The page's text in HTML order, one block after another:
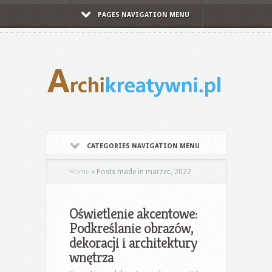
PAGES NAVIGATION MENU
CATEGORIES NAVIGATION MENU
Home » Posts made in marzec, 2022
Oświetlenie akcentowe:
Podkreślanie obrazów,
dekoracji i architektury
wnętrza